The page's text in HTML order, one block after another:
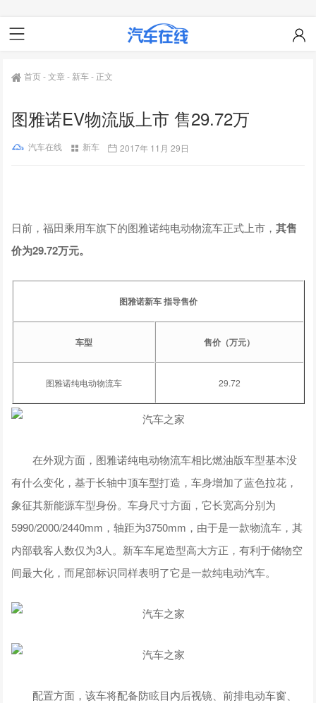
首页-文章- 新车- 正文
图雅诺EV物流版上市 售29.72万
汽车在线 新车 2017年 11月 29日
日前，福田乘用车旗下的图雅诺纯电动物流车正式上市，其售
价为29.72万元。
图雅诺新车 指导售价
车型 售价（万元）
图雅诺纯电动物流车 29.72
在外观方面，图雅诺纯电动物流车相比燃油版车型基本没
有什么变化，基于长轴中顶车型打造，车身增加了蓝色拉花，
象征其新能源车型身份。车身尺寸方面，它长宽高分别为
5990/2000/2440mm，轴距为3750mm，由于是一款物流车，其
内部载客人数仅为3人。新车车尾造型高大方正，有利于储物空
间最大化，而尾部标识同样表明了它是一款纯电动汽车。
配置方面，该车将配备防眩目内后视镜、前排电动车窗、